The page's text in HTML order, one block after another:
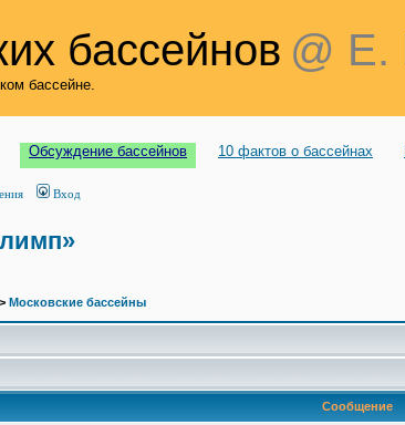
бассейнов @ Е.
бассейне.
Обсуждение бассейнов 10 фактов о бассейнах
Вход
Московские бассейны
Сообщение